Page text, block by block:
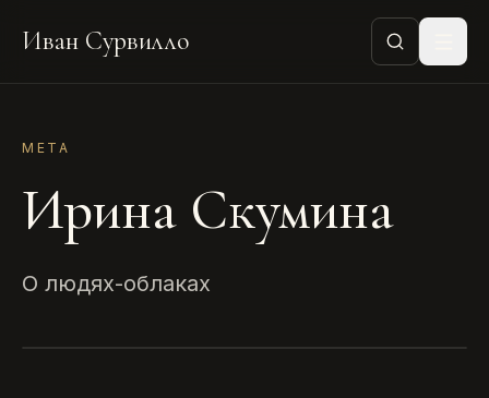
Иван Сурвилло
МЕТА
Ирина Скумина
О людях-облаках